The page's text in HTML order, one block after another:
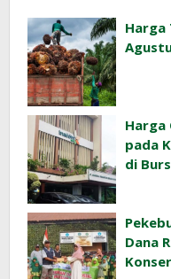
Harga
Harga
pada
di
Dana